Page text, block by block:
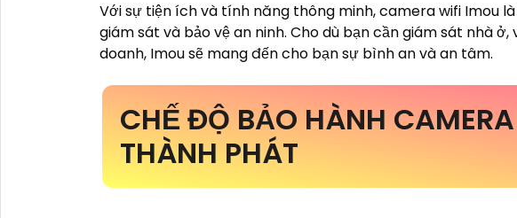
Với sự tiện ích và tính năng thông minh, camera wifi Imou
giám sát và bảo vệ an ninh. Cho dù bạn cần giám sát nhà
doanh, Imou sẽ mang đến cho bạn sự bình an và an tâm.
CHẾ ĐỘ BẢO HÀNH
THÀNH PHÁT